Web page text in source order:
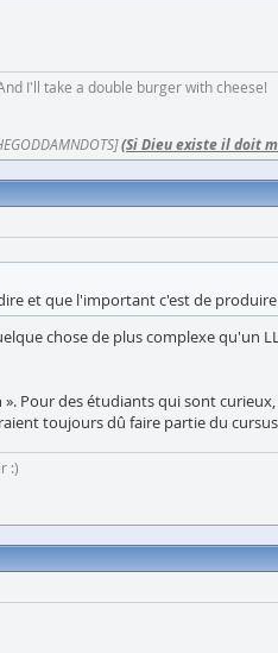
I'll take a double burger with cheese!
(Si Dieu existe il doit
et que l'important c'est de produire
chose de plus complexe qu'un
Pour des étudiants qui sont
toujours dû faire partie du
:)